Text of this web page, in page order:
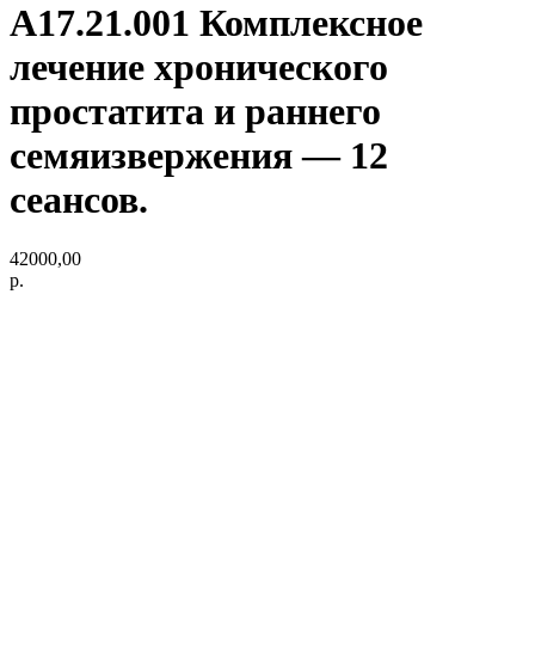
A17.21.001 Комплексное
лечение хронического
простатита и раннего
семяизвержения — 12
сеансов.
42000,00
р.